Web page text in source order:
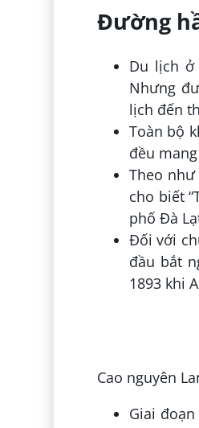
Đường
Du lịch
Nhưng
lịch đến
Toàn bộ
đều
Theo
cho biết
phố Đà
Đối với
đầu bắt
1893 khi
Cao nguyên
Giai